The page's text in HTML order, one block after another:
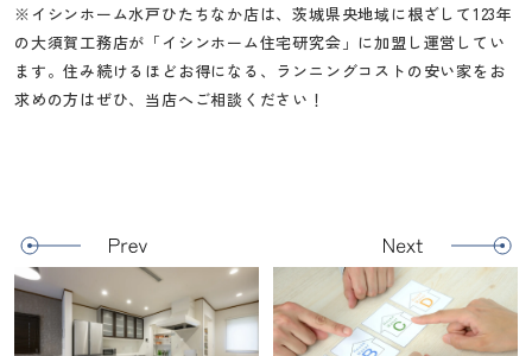
※イシンホーム水戸ひたちなか店は、茨城県央地域に根ざして123年
の大須賀工務店が「イシンホーム住宅研究会」に加盟し運営してい
ます。住み続けるほどお得になる、ランニングコストの安い家をお
求めの方はぜひ、当店へご相談ください！